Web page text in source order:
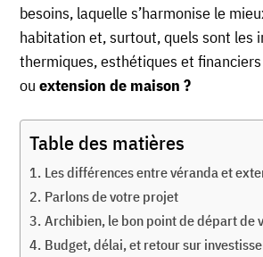
besoins, laquelle s’harmonise le
habitation et, surtout, quels sont les
thermiques, esthétiques et
ouextension de maison ?
Table des matières
Les différences entre véranda et
Parlons de votre projet
Archibien, le bon point de départ de
Budget, délai, et retour sur